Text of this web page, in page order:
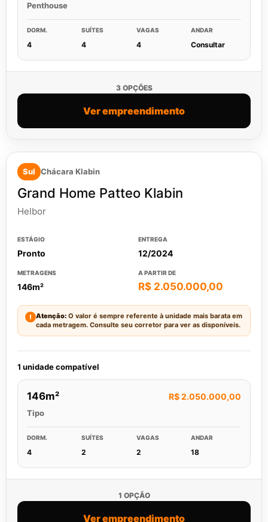
Penthouse
DORM.
4
SUÍTES
4
VAGAS
4
ANDAR
Consultar
3 OPÇÕES
Ver empreendimento
Sul Chácara Klabin
Grand Home Patteo Klabin
Helbor
ESTÁGIO
Pronto
ENTREGA
12/2024
METRAGENS
146m²
A PARTIR DE
R$ 2.050.000,00
! Atenção: O valor é sempre referente à unidade mais barata em
cada metragem. Consulte seu corretor para ver as disponíveis.
1 unidade compatível
146m² R$ 2.050.000,00
Tipo
DORM.
4
SUÍTES
2
VAGAS
2
ANDAR
18
1 OPÇÃO
Ver empreendimento